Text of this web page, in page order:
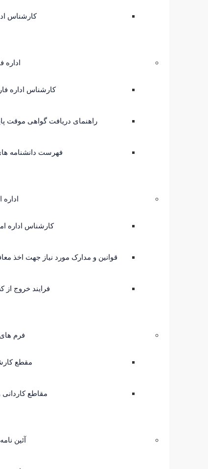
کارشناس
اداره
کارشناس اداره
راهنمای دریافت گواهی موقت
فهرست دانشنامه
کارشناس اداره
قوانین و مدارک مورد نیاز جهت اخذ
فرایند خروج از
فرم
مقطع
مقاطع
آئین